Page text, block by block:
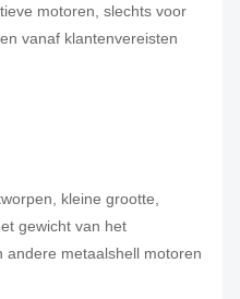
motoren, slechts voor
vanaf klantenvereisten
kleine grootte,
gewicht van het
andere metaalshell motoren